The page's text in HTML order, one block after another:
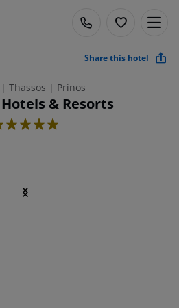
Share this hotel
| Thassos | Prinos
& Resorts